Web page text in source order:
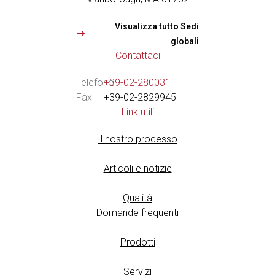
Visualizza tutto Sedi
globali
Contattaci
Telefono+39-02-280031
Fax
+39-02-2829945
Link utili
Il nostro processo
Articoli e notizie
Qualità
Domande frequenti
Prodotti
Servizi